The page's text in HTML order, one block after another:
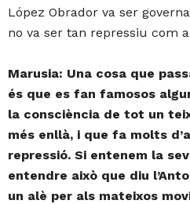
López Obrador va ser
no va ser tan repressiu com
Marusia: Una cosa que
és que es fan famosos
la consciència de tot un
més enllà, i que fa molts
repressió. Si entenem la
entendre això que diu
un alè per als mateixos